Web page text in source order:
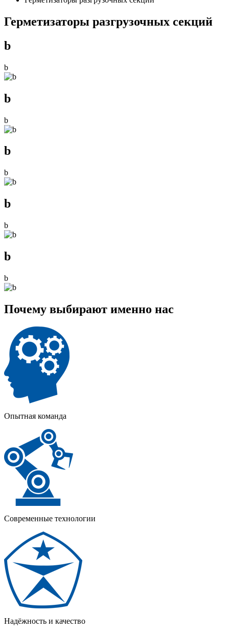
Герметизаторы разгрузочных секций
b
b
b
b
b
b
b
b
b
b
Почему выбирают именно нас
Опытная команда
Современные технологии
Надёжность и качество